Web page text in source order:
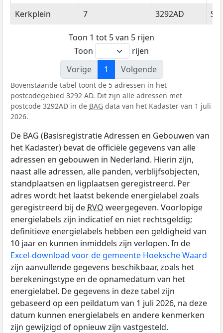
Kerkplein
7 3292AD
Toon 1 tot 5 van 5 rijen
Toon
rijen
Vorige
1 Volgende
Bovenstaande tabel toont de 5 adressen in het
postcodegebied 3292 AD. Dit zijn alle adressen met
postcode 3292AD in de BAG data van het Kadaster van 1 juli
2026.
De BAG (Basisregistratie Adressen en Gebouwen van
het Kadaster) bevat de officiële gegevens van alle
adressen en gebouwen in Nederland. Hierin zijn,
naast alle adressen, alle panden, verblijfsobjecten,
standplaatsen en ligplaatsen geregistreerd. Per
adres wordt het laatst bekende energielabel zoals
geregistreerd bij de RVO weergegeven. Voorlopige
energielabels zijn indicatief en niet rechtsgeldig;
definitieve energielabels hebben een geldigheid van
10 jaar en kunnen inmiddels zijn verlopen. In de
Excel-download voor de gemeente Hoeksche Waard
zijn aanvullende gegevens beschikbaar, zoals het
berekeningstype en de opnamedatum van het
energielabel. De gegevens in deze tabel zijn
gebaseerd op een peildatum van 1 juli 2026, na deze
datum kunnen energielabels en andere kenmerken
zijn gewijzigd of opnieuw zijn vastgesteld.